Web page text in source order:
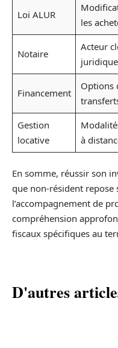
Loi ALUR
les
Notaire
Acteur
Financement
Options
Gestion
locative
à
En somme, réussir son
que non-résident
l’accompagnement de
compréhension
fiscaux spécifiques au
D'autres